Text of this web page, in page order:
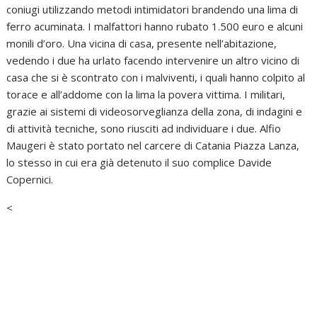
coniugi utilizzando metodi intimidatori brandendo una lima di
ferro acuminata. I malfattori hanno rubato 1.500 euro e alcuni
monili d’oro. Una vicina di casa, presente nell’abitazione,
vedendo i due ha urlato facendo intervenire un altro vicino di
casa che si è scontrato con i malviventi, i quali hanno colpito al
torace e all’addome con la lima la povera vittima. I militari,
grazie ai sistemi di videosorveglianza della zona, di indagini e
di attività tecniche, sono riusciti ad individuare i due. Alfio
Maugeri è stato portato nel carcere di Catania Piazza Lanza,
lo stesso in cui era già detenuto il suo complice Davide
Copernici.
<